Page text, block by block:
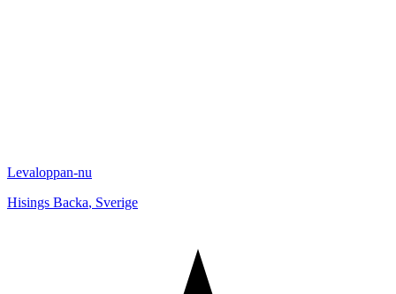
Levaloppan-nu
Hisings Backa, Sverige